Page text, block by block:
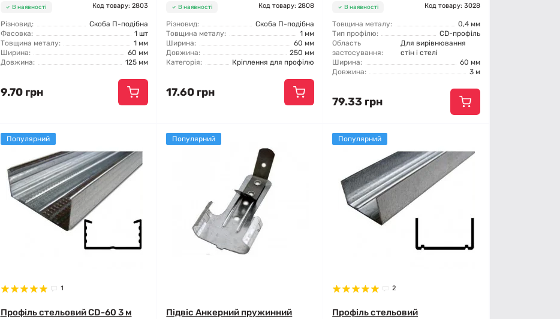
В наявності Код товару: 2803
Різновид:
Скоба П-подібна
Фасовка:
1 шт
Товщина металу:
1 мм
Ширина:
60 мм
Довжина:
125 мм
9.70 грн
В наявності Код товару: 2808
Різновид:
Скоба П-подібна
Товщина металу:
1 мм
Ширина:
60 мм
Довжина:
250 мм
Категорія:
Кріплення для профілю
17.60 грн
В наявності Код товару: 3028
Товщина металу:
0,4 мм
Тип профілю:
CD-профіль
Область
застосування:
Для вирівнювання
стін і стелі
Ширина:
60 мм
Довжина:
3 м
79.33 грн
Популярний
1
Профіль стельовий CD-60 3 м
Популярний
Підвіс Анкерний пружинний
Популярний
2
Профіль стельовий